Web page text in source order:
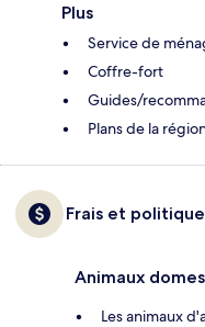
Plus
Service de
Coffre-fort
Guides/
Plans de la
Frais et
Animaux
Les animaux